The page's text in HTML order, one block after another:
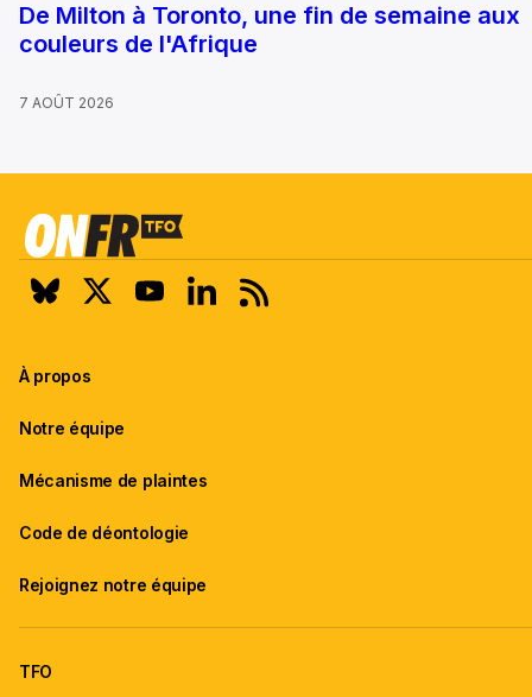
De Milton à Toronto, une fin de semaine aux
couleurs de l'Afrique
7 AOÛT 2026
À propos
Notre équipe
Mécanisme de plaintes
Code de déontologie
Rejoignez notre équipe
TFO